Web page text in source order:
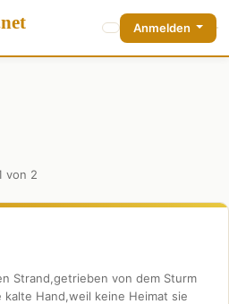
Anmelden
von 2
Strand,getrieben von dem Sturm
Hand,weil keine Heimat sie